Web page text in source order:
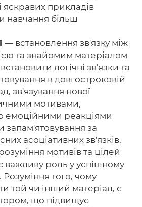
яскравих прикладів
навчання більш
— встановлення зв'язку між
та знайомим матеріалом
логічні зв'язки та
в довгостроковій
зв'язування нової
мотивами,
емоційними реакціями
запам'ятовування за
асоціативних зв'язків.
мотивів та цілей
важливу роль у успішному
Розуміння того, чому
той чи інший матеріал, є
що підвищує